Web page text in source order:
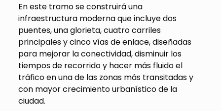
En este tramo se construirá una
infraestructura moderna que incluye dos
puentes, una glorieta, cuatro carriles
principales y cinco vías de enlace, diseñadas
para mejorar la conectividad, disminuir los
tiempos de recorrido y hacer más fluido el
tráfico en una de las zonas más transitadas y
con mayor crecimiento urbanístico de la
ciudad.